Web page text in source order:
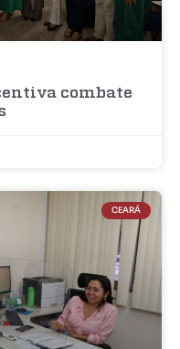
combate
CEARÁ